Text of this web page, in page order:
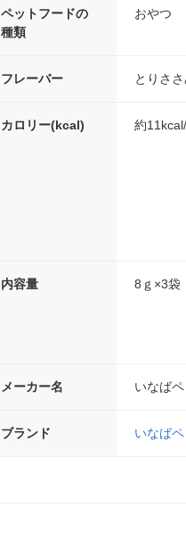
ペットフードの
種類
おやつ
フレーバー とりさ
カロリー(kcal) 約
内容量 8ｇ×3袋
メーカー名 いなば
ブランド いなば